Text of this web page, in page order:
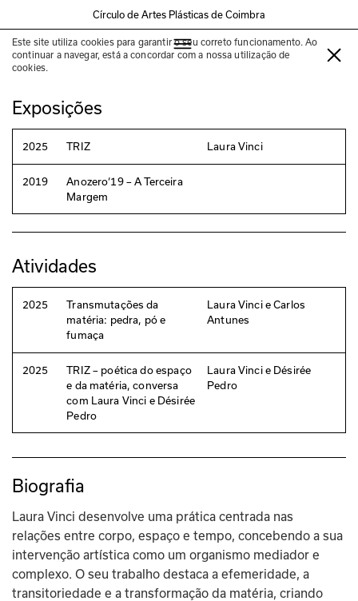
Círculo de Artes Plásticas de Coimbra
Este site utiliza cookies para garantir o seu correto funcionamento. Ao
continuar a navegar, está a concordar com a nossa utilização de
cookies.
Laura Vinci
Exposições
2025 TRIZ Laura Vinci
2019
Anozero‘19 – A Terceira
Margem
Atividades
2025
Transmutações da
matéria: pedra, pó e
fumaça
Laura Vinci e Carlos
Antunes
2025
TRIZ – poética do espaço
e da matéria, conversa
com Laura Vinci e Désirée
Pedro
Laura Vinci e Désirée
Pedro
Biografia
Laura Vinci desenvolve uma prática centrada nas
relações entre corpo, espaço e tempo, concebendo a sua
intervenção artística como um organismo mediador e
complexo. O seu trabalho destaca a efemeridade, a
transitoriedade e a transformação da matéria, criando